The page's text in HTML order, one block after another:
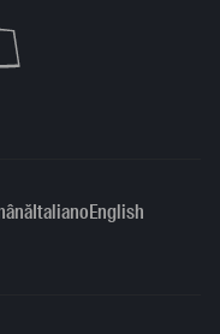
ItalianoEnglish